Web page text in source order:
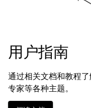
用户指南
通过相关文档和教程了
专家等各种主题。